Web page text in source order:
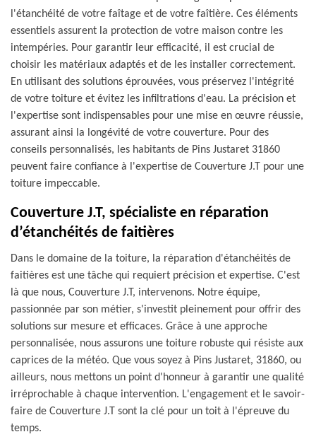
l'étanchéité de votre faîtage et de votre faîtière. Ces éléments
essentiels assurent la protection de votre maison contre les
intempéries. Pour garantir leur efficacité, il est crucial de
choisir les matériaux adaptés et de les installer correctement.
En utilisant des solutions éprouvées, vous préservez l'intégrité
de votre toiture et évitez les infiltrations d'eau. La précision et
l'expertise sont indispensables pour une mise en œuvre réussie,
assurant ainsi la longévité de votre couverture. Pour des
conseils personnalisés, les habitants de Pins Justaret 31860
peuvent faire confiance à l'expertise de Couverture J.T pour une
toiture impeccable.
Couverture J.T, spécialiste en réparation
d’étanchéités de faitières
Dans le domaine de la toiture, la réparation d'étanchéités de
faitières est une tâche qui requiert précision et expertise. C'est
là que nous, Couverture J.T, intervenons. Notre équipe,
passionnée par son métier, s'investit pleinement pour offrir des
solutions sur mesure et efficaces. Grâce à une approche
personnalisée, nous assurons une toiture robuste qui résiste aux
caprices de la météo. Que vous soyez à Pins Justaret, 31860, ou
ailleurs, nous mettons un point d'honneur à garantir une qualité
irréprochable à chaque intervention. L'engagement et le savoir-
faire de Couverture J.T sont la clé pour un toit à l'épreuve du
temps.